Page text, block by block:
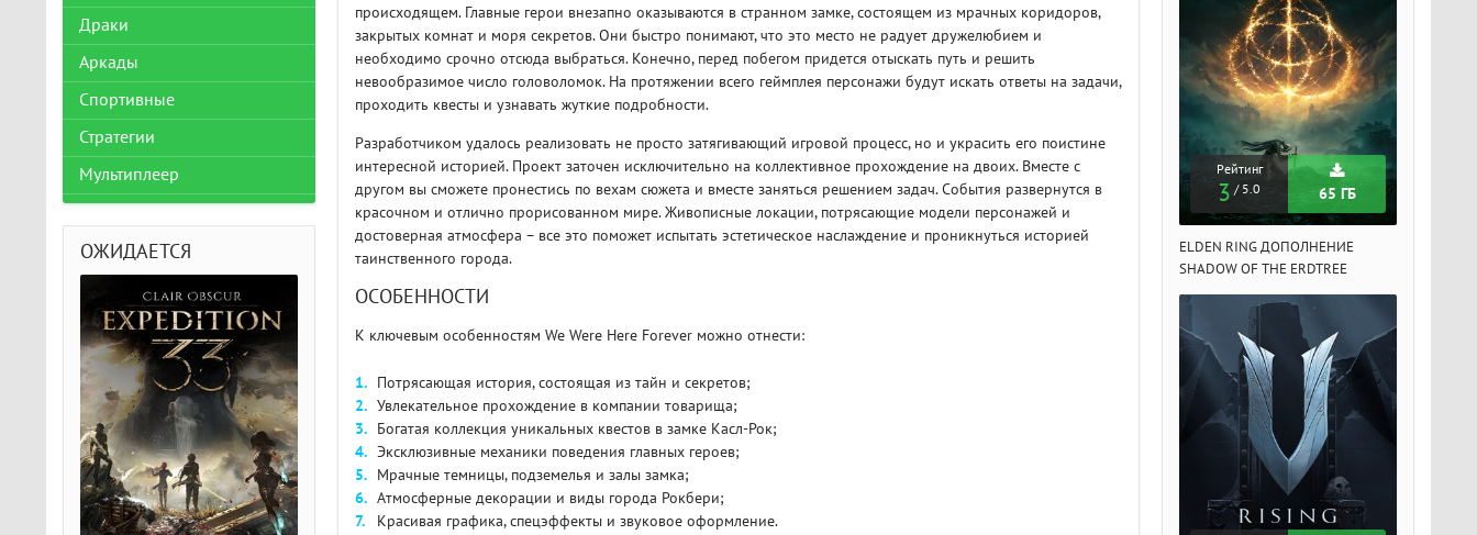
происходящем. Главные герои внезапно оказываются в странном замке, состоящем из мрачных коридоров,
закрытых комнат и моря секретов. Они быстро понимают, что это место не радует дружелюбием и
необходимо срочно отсюда выбраться. Конечно, перед побегом придется отыскать путь и решить
невообразимое число головоломок. На протяжении всего геймплея персонажи будут искать ответы на задачи,
проходить квесты и узнавать жуткие подробности.
Разработчиком удалось реализовать не просто затягивающий игровой процесс, но и украсить его поистине
интересной историей. Проект заточен исключительно на коллективное прохождение на двоих. Вместе с
другом вы сможете пронестись по вехам сюжета и вместе заняться решением задач. События развернутся в
красочном и отлично прорисованном мире. Живописные локации, потрясающие модели персонажей и
достоверная атмосфера – все это поможет испытать эстетическое наслаждение и проникнуться историей
таинственного города.
ОСОБЕННОСТИ
К ключевым особенностям We Were Here Forever можно отнести:
Потрясающая история, состоящая из тайн и секретов;
Увлекательное прохождение в компании товарища;
Богатая коллекция уникальных квестов в замке Касл-Рок;
Эксклюзивные механики поведения главных героев;
Мрачные темницы, подземелья и залы замка;
Атмосферные декорации и виды города Рокбери;
Красивая графика, спецэффекты и звуковое оформление.
Драки
Аркады
Спортивные
Стратегии
Мультиплеер
ОЖИДАЕТСЯ
Рейтинг
3/ 5.0 65 ГБ
ELDEN RING ДОПОЛНЕНИЕ
Рейтинг
3/ 5.0 65 ГБ
ELDEN RING ДОПОЛНЕНИЕ
Рейтинг
3 / 5.0 65 ГБ
ELDEN RING ДОПОЛНЕНИЕ
SHADOW OF THE ERDTREE